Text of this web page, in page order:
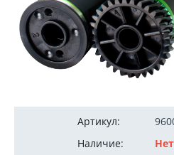
200
Артикул:
Наличие: